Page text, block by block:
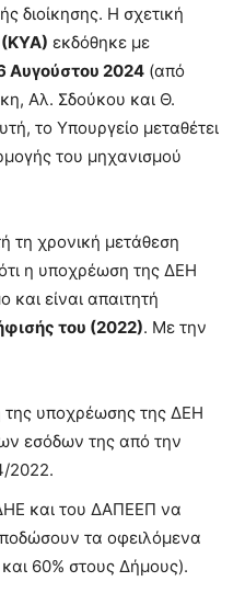
διοίκησης. Η σχετική
(ΚΥΑ) εκδόθηκε με
Αυγούστου 2024 (από
Αλ. Σδούκου και Θ.
το Υπουργείο μεταθέτει
του μηχανισμού
τη χρονική μετάθεση
η υποχρέωση της ΔΕΗ
είναι απαιτητή
του (2022). Με την
της υποχρέωσης της ΔΕΗ
εσόδων της από την
2022.
και του ΔΑΠΕΕΠ να
τα οφειλόμενα
60% στους Δήμους).